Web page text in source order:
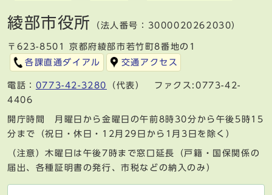
綾部市役所 （法人番号：3000020262030）
〒623-8501 京都府綾部市若竹町8番地の1
各課直通ダイアル
交通アクセス
電話： 0773-42-3280
（代表） ファクス:0773-42-
4406
開庁時間 月曜日から金曜日の午前8時30分から午後5時15
分まで（祝日・休日・12月29日から1月3日を除く）
（注意）木曜日は午後7時まで窓口延長（戸籍・国保関係の
届出、各種証明書の発行、市税などの納入のみ）